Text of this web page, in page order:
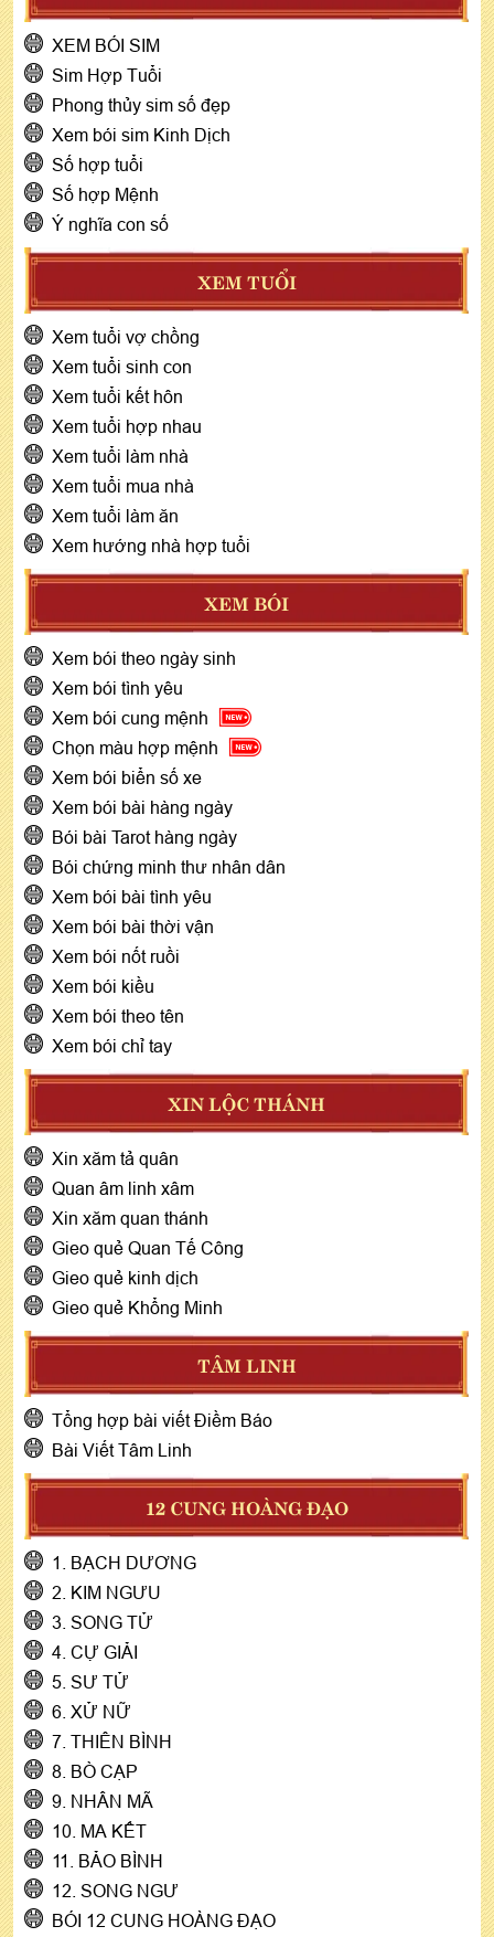
XEM BÓI SIM
Sim Hợp Tuổi
Phong thủy sim số đẹp
Xem bói sim Kinh Dịch
Số hợp tuổi
Số hợp Mệnh
Ý nghĩa con số
XEM TUỔI
Xem tuổi vợ chồng
Xem tuổi sinh con
Xem tuổi kết hôn
Xem tuổi hợp nhau
Xem tuổi làm nhà
Xem tuổi mua nhà
Xem tuổi làm ăn
Xem hướng nhà hợp tuổi
XEM BÓI
Xem bói theo ngày sinh
Xem bói tình yêu
Xem bói cung mệnh
Chọn màu hợp mệnh
Xem bói biển số xe
Xem bói bài hàng ngày
Bói bài Tarot hàng ngày
Bói chứng minh thư nhân dân
Xem bói bài tình yêu
Xem bói bài thời vận
Xem bói nốt ruồi
Xem bói kiều
Xem bói theo tên
Xem bói chỉ tay
XIN LỘC THÁNH
Xin xăm tả quân
Quan âm linh xâm
Xin xăm quan thánh
Gieo quẻ Quan Tế Công
Gieo quẻ kinh dịch
Gieo quẻ Khổng Minh
TÂM LINH
Tổng hợp bài viết Điềm Báo
Bài Viết Tâm Linh
12 CUNG HOÀNG ĐẠO
1. BẠCH DƯƠNG
2. KIM NGƯU
3. SONG TỬ
4. CỰ GIẢI
5. SƯ TỬ
6. XỬ NỮ
7. THIÊN BÌNH
8. BÒ CẠP
9. NHÂN MÃ
10. MA KẾT
11. BẢO BÌNH
12. SONG NGƯ
BÓI 12 CUNG HOÀNG ĐẠO